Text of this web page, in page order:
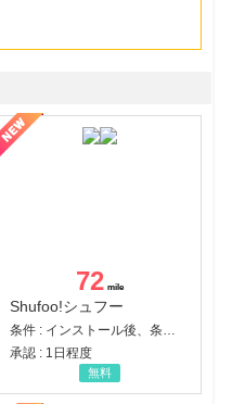
72
Shufoo!シュフー
条件 : インストール後、条件達成
承認 : 1日程度
無料